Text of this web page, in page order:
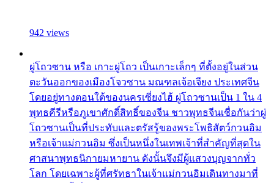
942 views
ผู่โถวซาน หรือ เกาะผู่โถว เป็นเกาะเล็กๆ ที่ตั้งอยู่ในส่วน
ตะวันออกของเมืองโจวซาน มณฑลเจ้อเจียง ประเทศจีน
โดยอยู่ทางตอนใต้ของนครเซี่ยงไฮ้ ผู่โถวซานเป็น 1 ใน 4
พุทธคีรีหรือภูเขาศักดิ์สิทธิ์ของจีน ชาวพุทธจีนเชื่อกันว่าผู่
โถวซานเป็นที่ประทับและตรัสรู้ของพระโพธิสัตว์กวนอิม
หรือเจ้าแม่กวนอิม ซึ่งเป็นหนึ่งในเทพเจ้าที่สำคัญที่สุดใน
ศาสนาพุทธนิกายมหายาน ดังนั้นจึงมีผู้แสวงบุญจากทั่ว
โลก โดยเฉพาะผู้ที่ศรัทธาในเจ้าแม่กวนอิมเดินทางมาที่